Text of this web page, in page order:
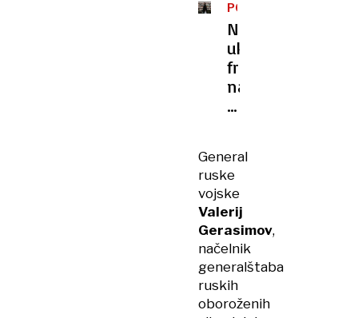
POMOČ
IZ
KARIBOV
Na
ukrajinski
fronti
naj
bi
najmanj
tisoč
Kubancev
General
ruske
vojske
Valerij
Gerasimov,
načelnik
generalštaba
ruskih
oboroženih